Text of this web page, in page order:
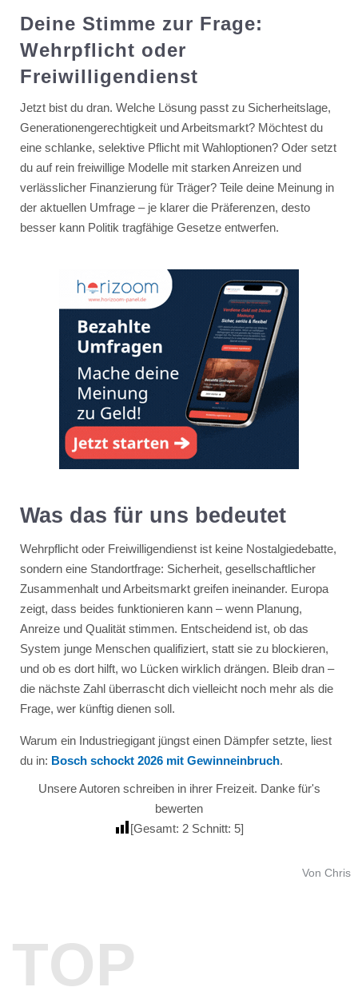
Deine Stimme zur Frage:
Wehrpflicht oder
Freiwilligendienst
Jetzt bist du dran. Welche Lösung passt zu Sicherheitslage,
Generationengerechtigkeit und Arbeitsmarkt? Möchtest du
eine schlanke, selektive Pflicht mit Wahloptionen? Oder setzt
du auf rein freiwillige Modelle mit starken Anreizen und
verlässlicher Finanzierung für Träger? Teile deine Meinung in
der aktuellen Umfrage – je klarer die Präferenzen, desto
besser kann Politik tragfähige Gesetze entwerfen.
Was das für uns bedeutet
Wehrpflicht oder Freiwilligendienst ist keine Nostalgiedebatte,
sondern eine Standortfrage: Sicherheit, gesellschaftlicher
Zusammenhalt und Arbeitsmarkt greifen ineinander. Europa
zeigt, dass beides funktionieren kann – wenn Planung,
Anreize und Qualität stimmen. Entscheidend ist, ob das
System junge Menschen qualifiziert, statt sie zu blockieren,
und ob es dort hilft, wo Lücken wirklich drängen. Bleib dran –
die nächste Zahl überrascht dich vielleicht noch mehr als die
Frage, wer künftig dienen soll.
Warum ein Industriegigant jüngst einen Dämpfer setzte, liest
du in: Bosch schockt 2026 mit Gewinneinbruch.
Unsere Autoren schreiben in ihrer Freizeit. Danke für's
bewerten
[Gesamt: 2 Schnitt: 5]
Von Chris
TOP